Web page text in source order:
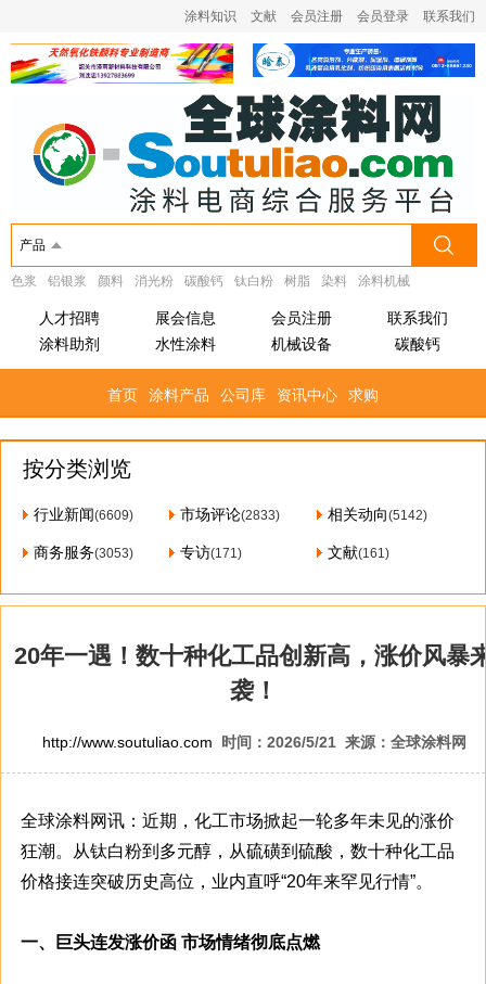
涂料知识 文献 会员注册 会员登录 联系我们
产品
色浆 铝银浆 颜料 消光粉 碳酸钙 钛白粉 树脂 染料 涂料机械
人才招聘 展会信息 会员注册
联系我们
涂料助剂
水性涂料 机械设备 碳酸钙
首页 涂料产品 公司库 资讯中心 求购
按分类浏览
行业新闻(6609) 市场评论(2833) 相关动向(5142)
商务服务(3053) 专访(171) 文献(161)
20年一遇！数十种化工品创新高，涨价风暴
袭！
http://www.soutuliao.com 时间：2026/5/21 来源：全球涂料网
全球涂料网讯：近期，化工市场掀起一轮多年未见的涨价
狂潮。从钛白粉到多元醇，从硫磺到硫酸，数十种化工品
价格接连突破历史高位，业内直呼“20年来罕见行情”。
一、巨头连发涨价函 市场情绪彻底点燃